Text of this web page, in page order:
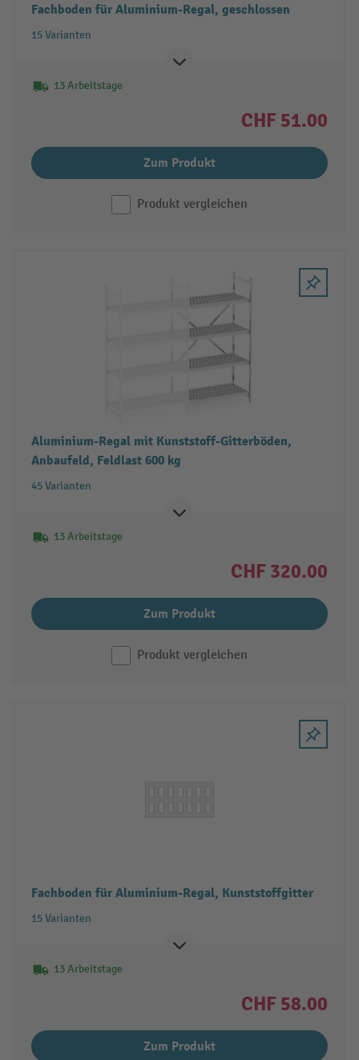
Fachboden für Aluminium-Regal, geschlossen
15 Varianten
13 Arbeitstage
CHF 51.00
Zum Produkt
Produkt vergleichen
Aluminium-Regal mit Kunststoff-Gitterböden,
Anbaufeld, Feldlast 600 kg
45 Varianten
13 Arbeitstage
CHF 320.00
Zum Produkt
Produkt vergleichen
Fachboden für Aluminium-Regal, Kunststoffgitter
15 Varianten
13 Arbeitstage
CHF 58.00
Zum Produkt